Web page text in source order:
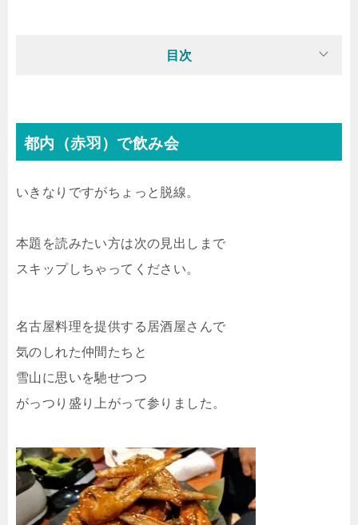
目次
都内（赤羽）で飲み会
いきなりですがちょっと脱線。
本題を読みたい方は次の見出しまで
スキップしちゃってください。
名古屋料理を提供する居酒屋さんで
気のしれた仲間たちと
雪山に思いを馳せつつ
がっつり盛り上がって参りました。